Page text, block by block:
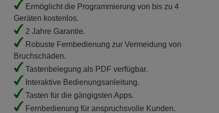
Ermöglicht die Programmierung von bis zu 4
Geräten kostenlos.
2 Jahre Garantie.
Robuste Fernbedienung zur Vermeidung von
Bruchschäden.
Tastenbelegung als PDF verfügbar.
Interaktive Bedienungsanleitung.
Tasten für die gängigsten Apps.
Fernbedienung für anspruchsvolle Kunden.